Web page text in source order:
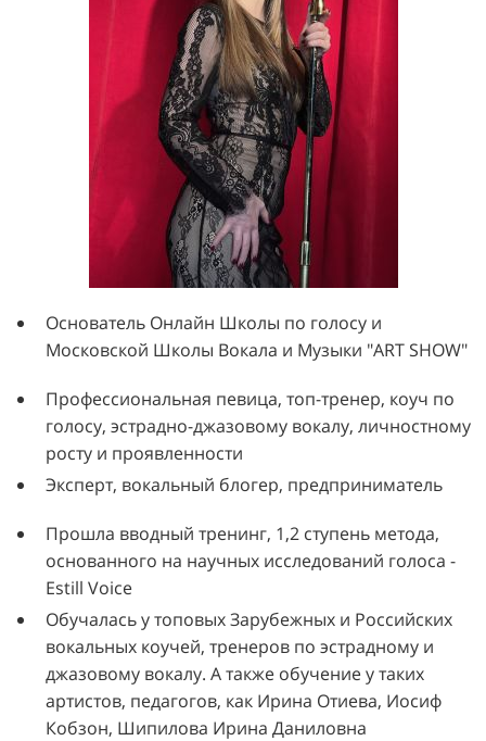
Основатель Онлайн Школы по голосу и
Московской Школы Вокала и Музыки "ART SHOW"
Профессиональная певица, топ-тренер, коуч по
голосу, эстрадно-джазовому вокалу, личностному
росту и проявленности
Эксперт, вокальный блогер, предприниматель
Прошла вводный тренинг, 1,2 ступень метода,
основанного на научных исследований голоса -
Estill Voice
Обучалась у топовых Зарубежных и Российских
вокальных коучей, тренеров по эстрадному и
джазовому вокалу. А также обучение у таких
артистов, педагогов, как Ирина Отиева, Иосиф
Кобзон, Шипилова Ирина Даниловна